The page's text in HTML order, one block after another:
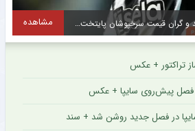
اولین تصاویر از ستاره جدید و گران قیمت سرخپوشان پایتخت + عکس مشاهده
تراکتور + عکس
فصل پیش‌روی سایپا + عکس
در فصل جدید روشن شد + سند